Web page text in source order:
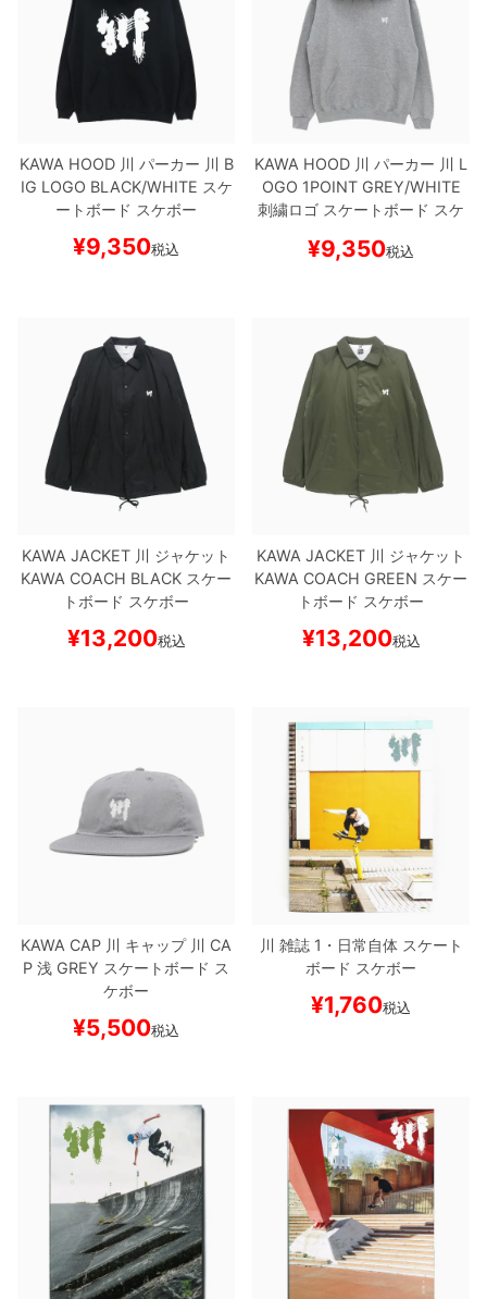
KAWA HOOD川 パーカー 川 B
IG LOGO BLACK/WHITE スケ
ートボード スケボー
¥9,350税込
KAWA HOOD 川 パーカー 川 L
OGO 1POINTGREY/WHITE
刺繍ロゴ スケートボード スケ
¥9,350税込
KAWA JACKET 川 ジャケット
KAWA COACH BLACK スケー
トボード スケボー
¥13,200税込
KAWA JACKET 川 ジャケット
KAWA COACH GREEN スケー
トボード スケボー
¥13,200税込
KAWA CAP 川 キャップ川 CA
P 浅 GREY スケートボード ス
ケボー
¥5,500税込
川 雑誌1・日常自体スケート
ボード スケボー
¥1,760税込